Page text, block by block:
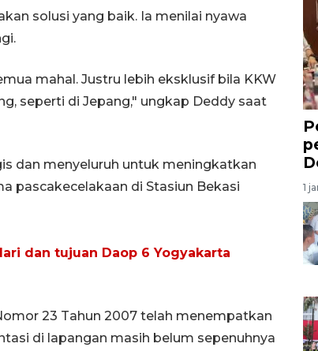
solusi yang baik. Ia menilai nyawa
mahal. Justru lebih eksklusif bila KKW
seperti di Jepang," ungkap Deddy saat
dan menyeluruh untuk meningkatkan
pascakecelakaan di Stasiun Bekasi
dan tujuan Daop 6 Yogyakarta
23 Tahun 2007 telah menempatkan
di lapangan masih belum sepenuhnya
1